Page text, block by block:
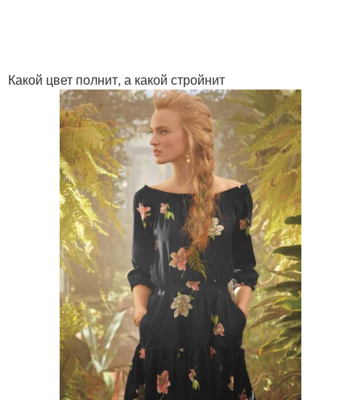
Какой цвет полнит, а какой стройнит